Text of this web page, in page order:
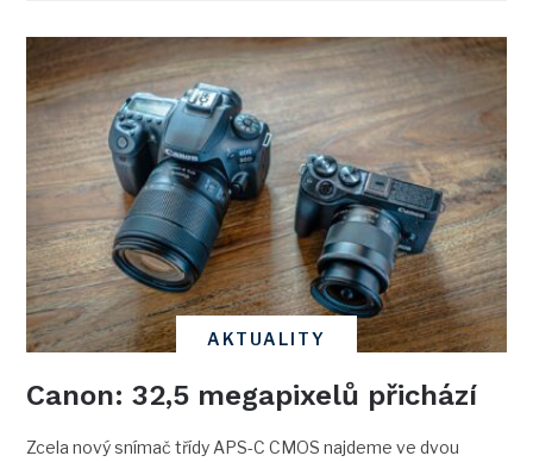
AKTUALITY
Canon: 32,5 megapixelů přichází
Zcela nový snímač třídy APS-C CMOS najdeme ve dvou